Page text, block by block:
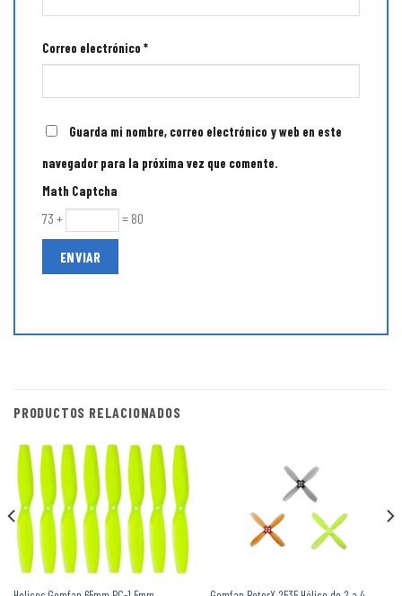
Correo electrónico *
Guarda mi nombre, correo electrónico y web en este
navegador para la próxima vez que comente.
Math Captcha
73 + = 80
PRODUCTOS RELACIONADOS